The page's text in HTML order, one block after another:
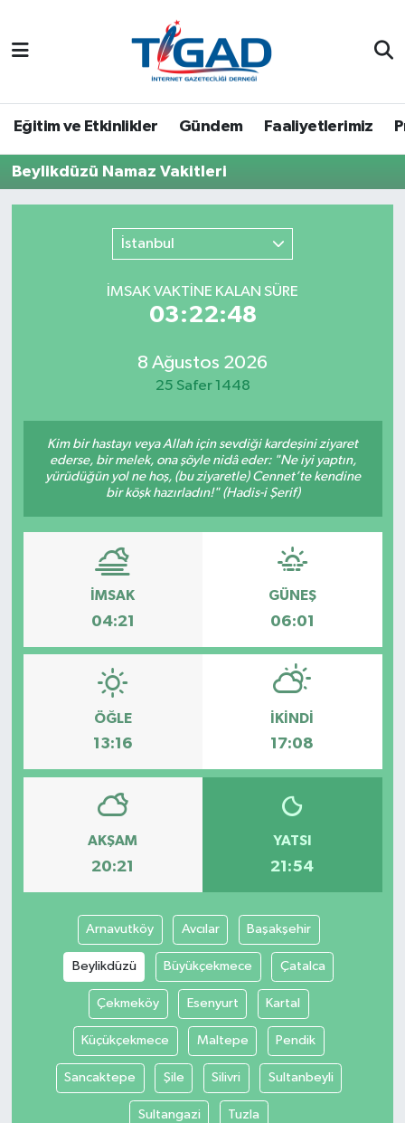
Eğitim ve Etkinlikler Gündem Faaliyetlerimiz
Beylikdüzü Namaz Vakitleri
İstanbul
İMSAK VAKTİNE KALAN SÜRE
03:22:48
8 Ağustos 2026
25 Safer 1448
Kim bir hastayı veya Allah için sevdiği kardeşini ziyaret
ederse, bir melek, ona şöyle nidâ eder: "Ne iyi yaptın,
yürüdüğün yol ne hoş, (bu ziyaretle) Cennet’te kendine
bir köşk hazırladın!" (Hadis-i Şerif)
İMSAK
04:21
GÜNEŞ
06:01
ÖĞLE
13:16
İKINDI
17:08
AKŞAM
20:21
YATSI
21:54
Arnavutköy Avcılar Başakşehir
Beylikdüzü Büyükçekmece Çatalca
Çekmeköy Esenyurt Kartal
Küçükçekmece Maltepe Pendik
Sancaktepe Şile Silivri Sultanbeyli
Sultangazi Tuzla
Nöbetçi Eczaneler
Trafik Durumu
Puan Durumu ve Fikstür
Tüm Manşetler